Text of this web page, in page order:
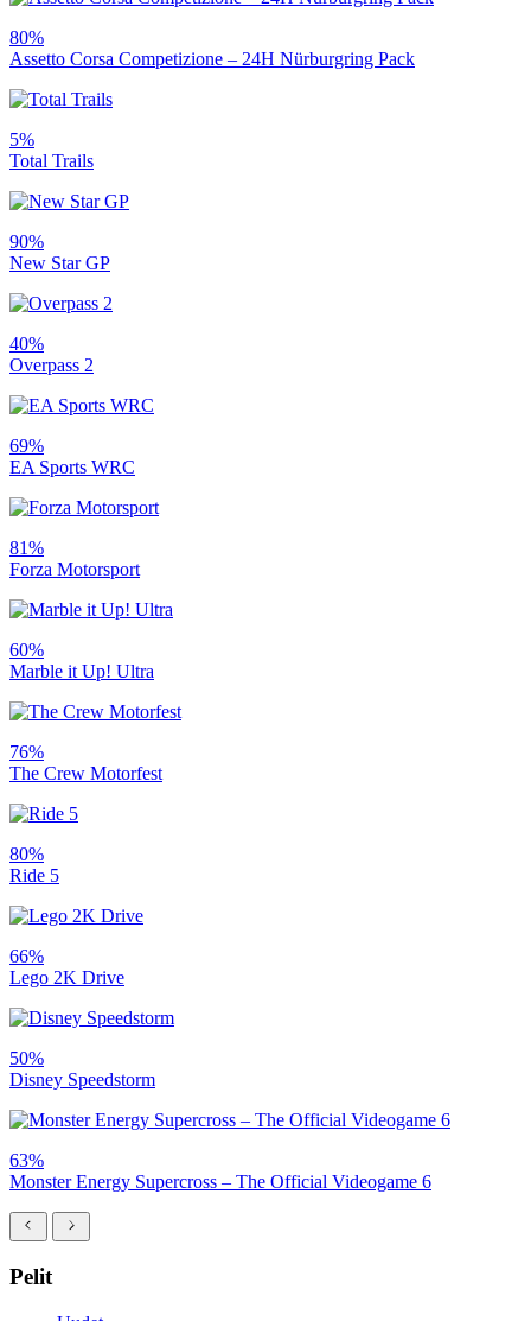
80%
Assetto Corsa Competizione – 24H Nürburgring Pack
5%
Total Trails
90%
New Star GP
40%
Overpass 2
69%
EA Sports WRC
81%
Forza Motorsport
60%
Marble it Up! Ultra
76%
The Crew Motorfest
80%
Ride 5
66%
Lego 2K Drive
50%
Disney Speedstorm
63%
Monster Energy Supercross – The Official Videogame 6
Pelit